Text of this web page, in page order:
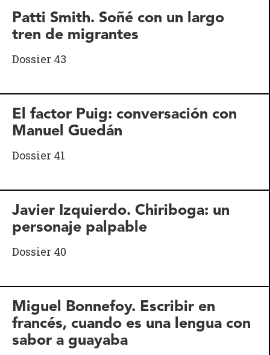
Patti Smith. Soñé con un largo
tren de migrantes
Dossier 43
El factor Puig: conversación con
Manuel Guedán
Dossier 41
Javier Izquierdo. Chiriboga: un
personaje palpable
Dossier 40
Miguel Bonnefoy. Escribir en
francés, cuando es una lengua con
sabor a guayaba